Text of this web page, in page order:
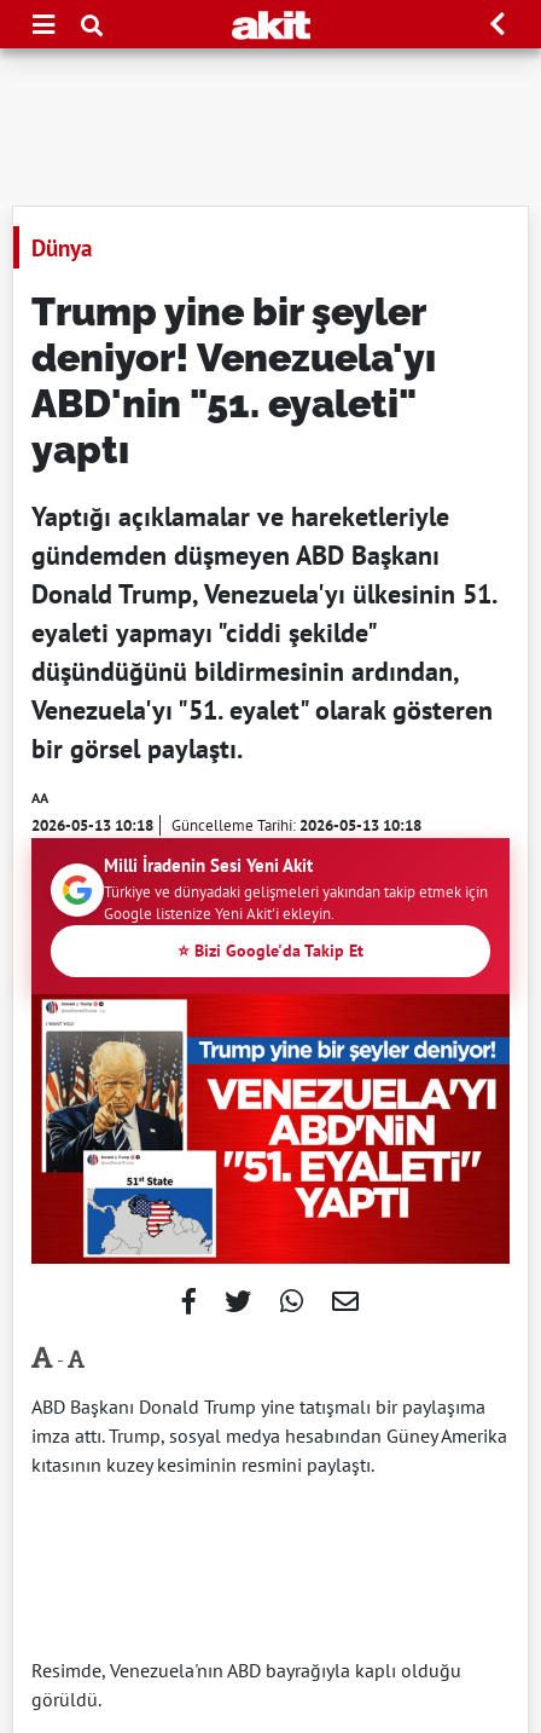
Dünya
Trump yine bir şeyler
deniyor! Venezuela'yı
ABD'nin "51. eyaleti"
yaptı
Yaptığı açıklamalar ve hareketleriyle
gündemden düşmeyen ABD Başkanı
Donald Trump, Venezuela'yı ülkesinin 51.
eyaleti yapmayı "ciddi şekilde"
düşündüğünü bildirmesinin ardından,
Venezuela'yı "51. eyalet" olarak gösteren
bir görsel paylaştı.
AA
2026-05-13 10:18 Güncelleme Tarihi:2026-05-13 10:18
Milli İradenin Sesi Yeni Akit
Türkiye ve dünyadaki gelişmeleri yakından takip etmek için
Google listenize Yeni Akit'i ekleyin.
⭐ Bizi Google'da Takip Et
-
ABD Başkanı Donald Trump yine tatışmalı bir paylaşıma
imza attı. Trump, sosyal medya hesabından Güney Amerika
kıtasının kuzey kesiminin resmini paylaştı.
Resimde, Venezuela'nın ABD bayrağıyla kaplı olduğu
görüldü.